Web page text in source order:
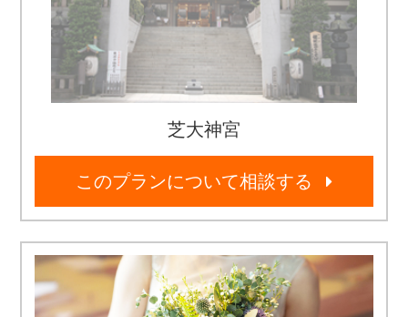
芝大神宮
このプランについて相談する